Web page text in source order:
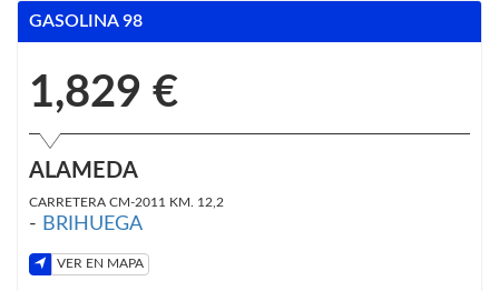
GASOLINA 98
1,829 €
ALAMEDA
CARRETERA CM-2011 KM. 12,2
- BRIHUEGA
VER EN MAPA